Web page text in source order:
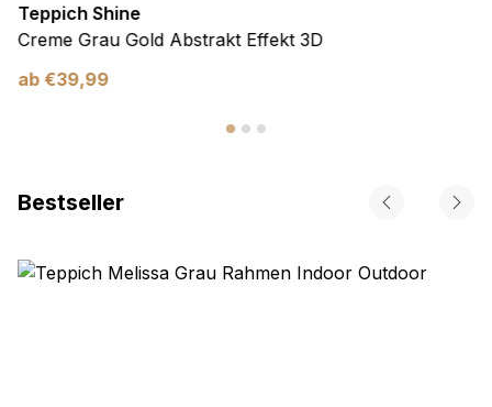
Teppich Shine
Creme Grau Gold Abstrakt Effekt 3D
ab €39,99
Bestseller